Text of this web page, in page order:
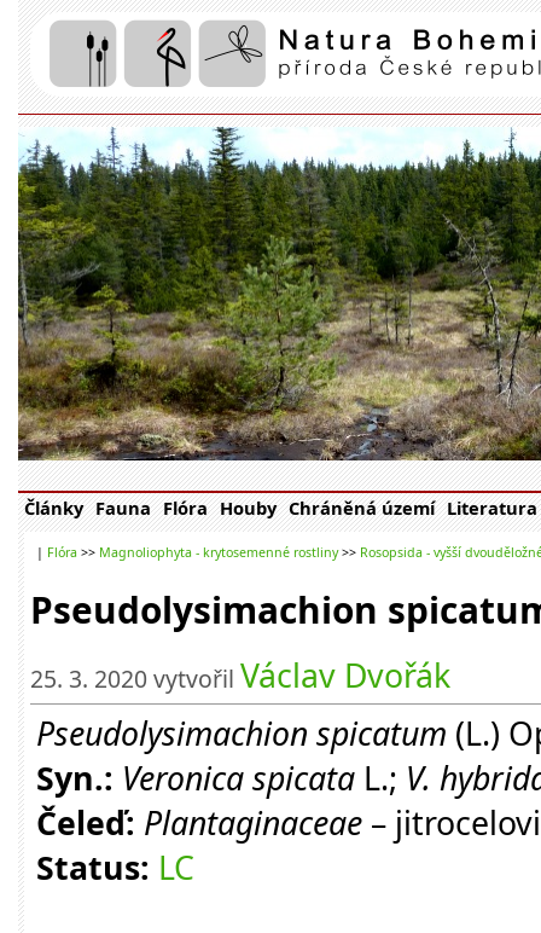
Články Fauna Flóra Houby Chráněná území Literatura
| Flóra >> Magnoliophyta - krytosemenné rostliny>> Rosopsida - vyšší
Pseudolysimachion
25. 3. 2020 vytvořil Václav Dvořák
Pseudolysimachion spicatum (L.)
Syn.: Veronica spicata L.; V.
Čeleď: Plantaginaceae –
Status: LC